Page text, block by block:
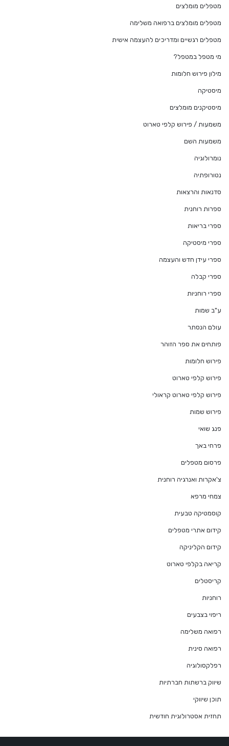
מטפלים מומלצים
מטפלים מומלצים ברפואה משלימה
מטפלים רגשיים ומדריכים להעצמה אישית
מי מטפל במטפל?
מילון פירוש חלומות
מיסטיקה
מיסטיקנים מומלצים
משמעות / פירוש קלפי טארוט
משמעות השם
נומרולוגיה
נטורופתיה
סדנאות והרצאות
ספרות רוחנית
ספרי בריאות
ספרי מיסטיקה
ספרי עידן חדש והעצמה
ספרי קבלה
ספרי רוחניות
ע"ב שמות
עולם הנסתר
פותחים את ספר הזוהר
פירוש חלומות
פירוש קלפי טארוט
פירוש קלפי טארוט קראולי
פירוש שמות
פנג שואי
פרחי באך
פרסום מטפלים
צ'אקרות ואנרגיה רוחנית
צמחי מרפא
קוסמטיקה טבעית
קידום אתרי מטפלים
קידום הקליניקה
קריאה בקלפי טארוט
קריסטלים
רוחניות
ריפוי בצבעים
רפואה משלימה
רפואה סינית
רפלקסולוגיה
שיווק ברשתות חברתיות
תוכן שיווקי
תחזית אסטרולוגית חודשית